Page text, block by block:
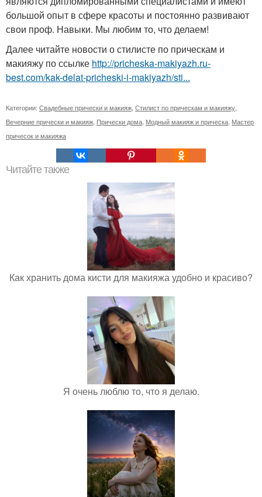
большой опыт в сфере красоты и постоянно развивают
свои проф. Навыки. Мы любим то, что делаем!
Далее читайте новости о стилисте по прическам и
макияжу по ссылке http://pricheska-makiyazh.ru-
best.com/kak-delat-pricheski-i-makiyazh/sti...
Категории: Свадебные прически и макияж, Стилист по прическам и макияжу,
Вечерние прически и макияж, Прически дома, Модный макияж и прическа, Мастер
причесок и макияжа
Читайте также
Как хранить дома кисти для макияжа удобно и красиво?
Я очень люблю то, что я делаю.